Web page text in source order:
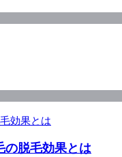
の脱毛効果とは